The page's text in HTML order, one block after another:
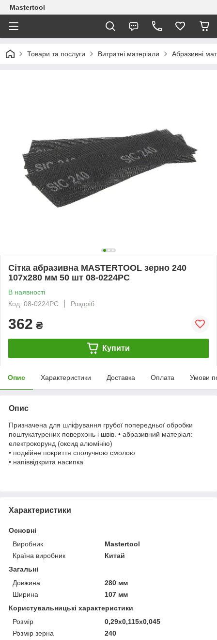
Mastertool
Товари та послуги Витратні матеріали Абразивні
Сітка абразивна MASTERTOOL зерно 240
107х280 мм 50 шт 08-0224PC
В наявності
Код: 08-0224PC
Роздріб
362 ₴
Купити
Опис Характеристики Доставка Оплата Умови
Опис
Призначена для шліфування грубої попередньої обробки
поштукатурених поверхонь і швів. • абразивний матеріал:
електрокорунд (оксид алюмінію)
• подвійне покриття сполучною смолою
• напіввідкрита насипка
Характеристики
Основні
Виробник
Mastertool
Країна виробник
Китай
Загальні
Довжина
280 мм
Ширина
107 мм
Користувальницькі характеристики
Розмір
0,29x0,115x0,045
Розмір зерна
240